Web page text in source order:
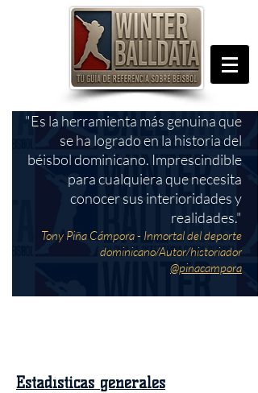
"Es la herramienta más genuina que
se ha logrado en la historia del
béisbol dominicano. Imprescindible
para cualquiera que necesita
conocer sus interioridades y
realidades."
Tony Piña Cámpora - Inmortal del deporte
dominicano/Autor/historiador
@pinacampora
Estadísticas generales